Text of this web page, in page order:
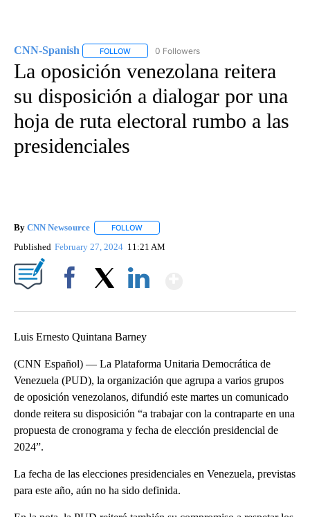
CNN-Spanish FOLLOW FOLLOW "CNN-SPANISH" TO RECEIVE
0 Followers
La oposición venezolana reitera
su disposición a dialogar por una
hoja de ruta electoral rumbo a las
presidenciales
By CNN Newsource FOLLOW
Published February 27, 2024 11:21 AM
Luis Ernesto Quintana Barney
(CNN Español) — La Plataforma Unitaria Democrática de
Venezuela (PUD), la organización que agrupa a varios grupos
de oposición venezolanos, difundió este martes un comunicado
donde reitera su disposición “a trabajar con la contraparte en una
propuesta de cronograma y fecha de elección presidencial de
2024”.
La fecha de las elecciones presidenciales en Venezuela, previstas
para este año, aún no ha sido definida.